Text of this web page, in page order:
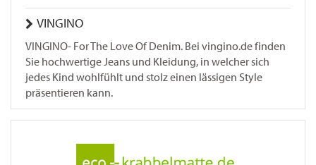
VINGINO
VINGINO- For The Love Of Denim. Bei vingino.de finden
Sie hochwertige Jeans und Kleidung, in welcher sich
jedes Kind wohlfühlt und stolz einen lässigen Style
präsentieren kann.